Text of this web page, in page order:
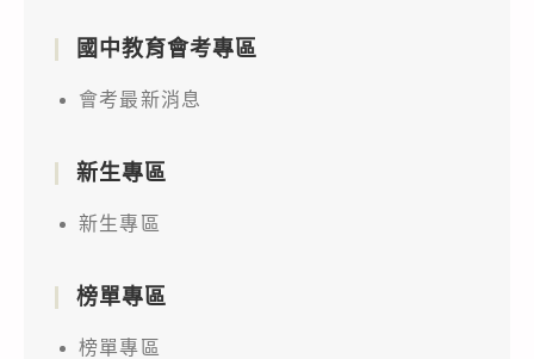
國中教育會考專區
會考最新消息
新生專區
新生專區
榜單專區
榜單專區